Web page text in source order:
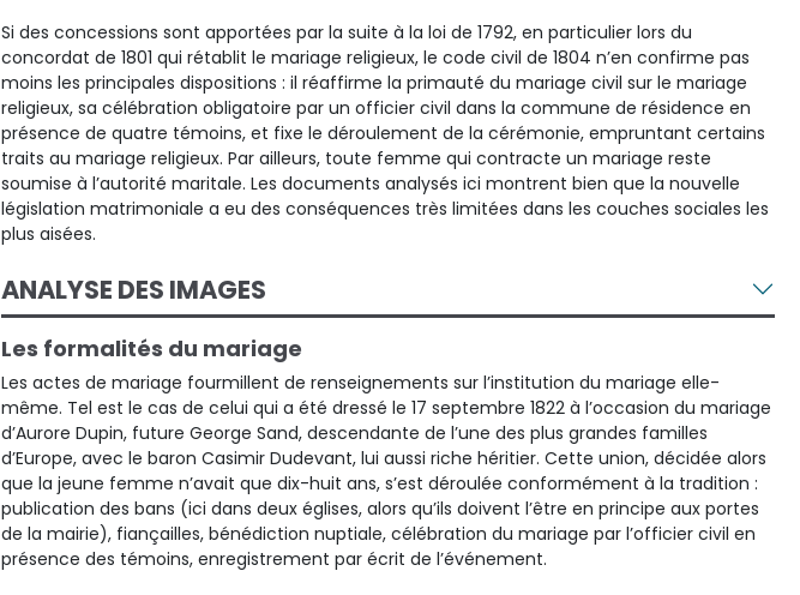
Si des concessions sont apportées par la suite à la loi de 1792, en particulier lors du
concordat de 1801 qui rétablit le mariage religieux, le code civil de 1804 n’en confirme pas
moins les principales dispositions : il réaffirme la primauté du mariage civil sur le mariage
religieux, sa célébration obligatoire par un officier civil dans la commune de résidence en
présence de quatre témoins, et fixe le déroulement de la cérémonie, empruntant certains
traits au mariage religieux. Par ailleurs, toute femme qui contracte un mariage reste
soumise à l’autorité maritale. Les documents analysés ici montrent bien que la nouvelle
législation matrimoniale a eu des conséquences très limitées dans les couches sociales les
plus aisées.
ANALYSE DES IMAGES
Les formalités du mariage
Les actes de mariage fourmillent de renseignements sur l’institution du mariage elle-
même. Tel est le cas de celui qui a été dressé le 17 septembre 1822 à l’occasion du mariage
d’Aurore Dupin, future George Sand, descendante de l’une des plus grandes familles
d’Europe, avec le baron Casimir Dudevant, lui aussi riche héritier. Cette union, décidée alors
que la jeune femme n’avait que dix-huit ans, s’est déroulée conformément à la tradition :
publication des bans (ici dans deux églises, alors qu’ils doivent l’être en principe aux portes
de la mairie), fiançailles, bénédiction nuptiale, célébration du mariage par l’officier civil en
présence des témoins, enregistrement par écrit de l’événement.